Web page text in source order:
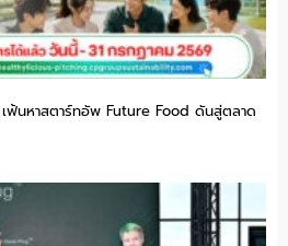
เฟ้นหาสตาร์ทอัพ Future Food ดันสู่ตลาด